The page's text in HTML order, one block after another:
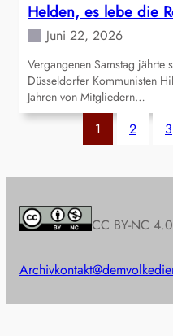
Helden, es lebe die
Juni 22, 2026
Vergangenen Samstag jährte
Düsseldorfer Kommunisten
Jahren von Mitgliedern…
1 2 3
CC BY-NC 4.0
Archiv